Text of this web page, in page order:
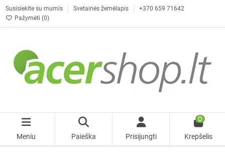
Susisiekite su mumis Svetainės žemėlapis
+370 659 71642
Pažymėti (0)
Meniu Paieška Prisijungti
0
Krepšelis